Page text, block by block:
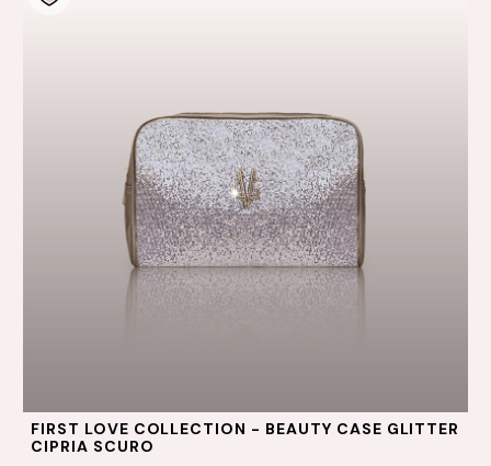
FIRST LOVE COLLECTION - BEAUTY CASE GLITTER
CIPRIA SCURO